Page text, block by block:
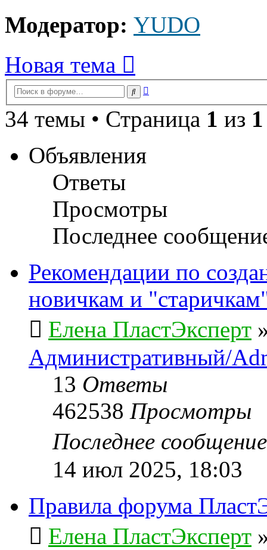
Модератор: YUDO
Новая тема
Поиск
34 темы • Страница 1 из 1
Объявления
Ответы
Просмотры
Последнее
Рекомендации по
новичкам и
Елена ПластЭксперт
Административный/
13 Ответы
462538 Просмотры
Последнее
14 июл 2025, 18:03
Правила форума
Елена ПластЭксперт